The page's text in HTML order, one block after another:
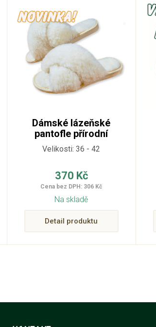
Dámské lázeňské
pantofle přírodní
Velikosti: 36 - 42
370 Kč
Cena bez DPH: 306 Kč
Na skladě
Detail produktu